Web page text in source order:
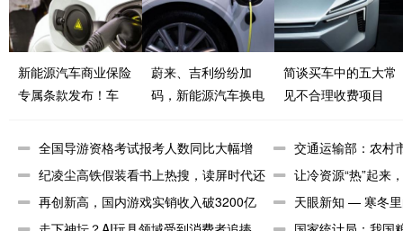
新能源汽车商业保险
专属条款发布！车
桩均纳入保障范围
蔚来、吉利纷纷加
码，新能源汽车换电
简谈买车中的五大常
见不合理收费项目
全国导游资格考试报考人数同比大幅增
长，旅游业
交通运输部：农村
增长极
纪凌尘高铁假装看书上热搜，读屏时代还
需要再看
让冷资源“热”起来
费活力
再创新高，国内游戏实销收入破3200亿
天眼新知 — 寒冬